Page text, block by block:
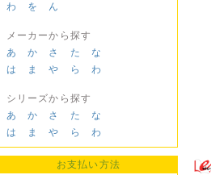
わ
を ん
メーカーから探す
あ
か さ た
な
は
ま や ら わ
シリーズから探す
あ
か さ た
な
は
ま や ら わ
お支払い方法
大貫彩香「さや恋」
大貫彩香